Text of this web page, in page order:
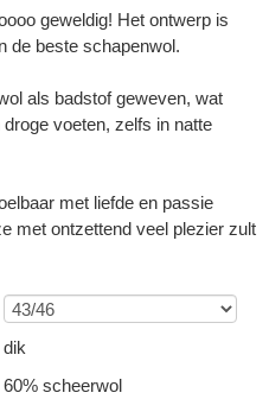
geweldig! Het ontwerp is
de beste schapenwol.
als badstof geweven, wat
voeten, zelfs in natte
met liefde en passie
met ontzettend veel plezier zult
dik
60% scheerwol